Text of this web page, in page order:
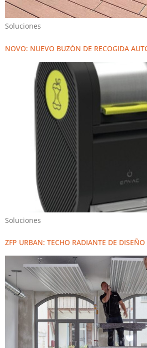
Soluciones
NOVO: NUEVO BUZÓN DE RECOGIDA
Soluciones
ZFP URBAN: TECHO RADIANTE DE